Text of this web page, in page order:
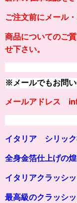
ご注文前にメール
商品についてのご
せ下さい。
※メールでもお問い
メールアドレス
イタリア シリック
全身金箔仕上げの
イタリアクラッシ
最高級のクラッシッ